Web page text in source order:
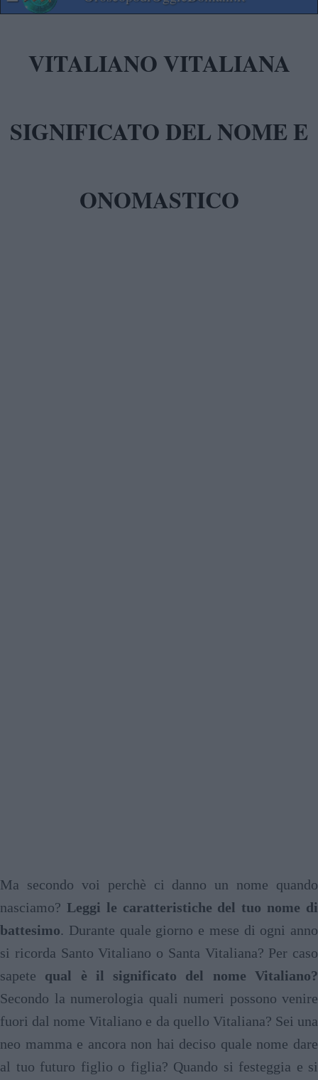
VITALIANO VITALIANA
SIGNIFICATO DEL NOME E
ONOMASTICO
Ma secondo voi perchè ci danno un nome quando
nasciamo? Leggi le caratteristiche del tuo nome di
battesimo. Durante quale giorno e mese di ogni anno
si ricorda Santo Vitaliano o Santa Vitaliana? Per caso
sapete qual è il significato del nome Vitaliano?
Secondo la numerologia quali numeri possono venire
fuori dal nome Vitaliano e da quello Vitaliana? Sei una
neo mamma e ancora non hai deciso quale nome dare
al tuo futuro figlio o figlia? Quando si festeggia e si